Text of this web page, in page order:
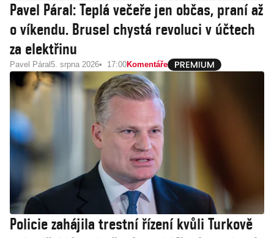
Pavel Páral: Teplá večeře jen občas, praní až
o víkendu. Brusel chystá revoluci v účtech
za elektřinu
Pavel Páral 5. srpna 2026 17:00Komentáře
Policie zahájila trestní řízení kvůli Turkově